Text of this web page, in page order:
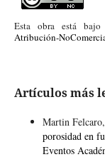
Esta obra está
Atribución-
Artículos más
Martin Felcaro,
porosidad en
Eventos